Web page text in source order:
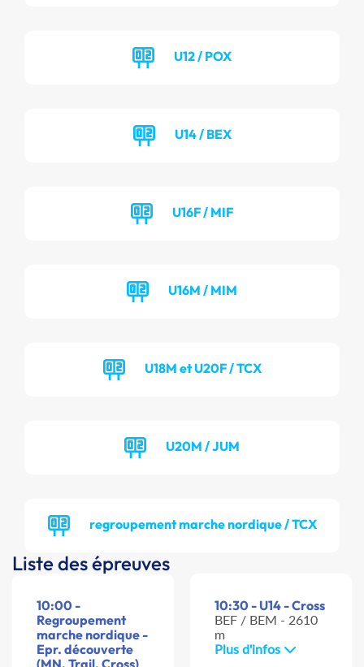
U12 / POX
U14 / BEX
U16F / MIF
U16M / MIM
U18M et U20F / TCX
U20M / JUM
regroupement marche nordique / TCX
Liste des épreuves
10:00 -
Regroupement
marche nordique -
Epr. découverte
10:30 - U14 - Cross
BEF / BEM - 2610
m
Plus d'infos